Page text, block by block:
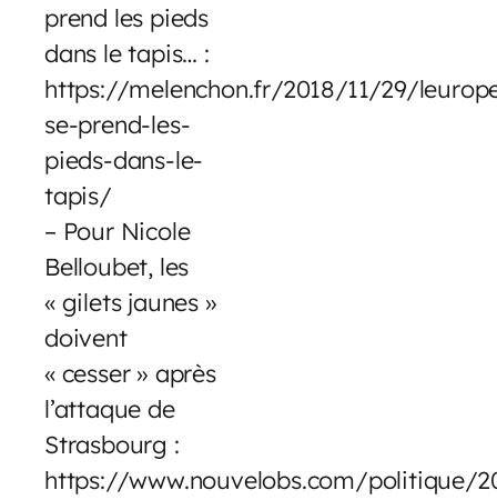
prend les pieds
dans le tapis… :
https://melenchon.fr/2018/11/29/
se-prend-les-
pieds-dans-le-
tapis/
– Pour Nicole
Belloubet, les
« gilets jaunes »
doivent
« cesser » après
l’attaque de
Strasbourg :
https://www.nouvelobs.com/politique/